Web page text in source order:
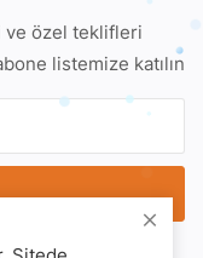
ve özel teklifleri
listemize katılın